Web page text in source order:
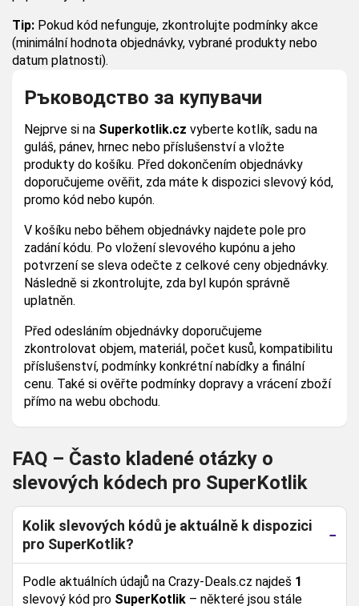
Tip: Pokud kód nefunguje, zkontrolujte podmínky akce
(minimální hodnota objednávky, vybrané produkty nebo
datum platnosti).
Ръководство за купувачи
Nejprve si na Superkotlik.cz vyberte kotlík, sadu na
guláš, pánev, hrnec nebo příslušenství a vložte
produkty do košíku. Před dokončením objednávky
doporučujeme ověřit, zda máte k dispozici slevový kód,
promo kód nebo kupón.
V košíku nebo během objednávky najdete pole pro
zadání kódu. Po vložení slevového kupónu a jeho
potvrzení se sleva odečte z celkové ceny objednávky.
Následně si zkontrolujte, zda byl kupón správně
uplatněn.
Před odesláním objednávky doporučujeme
zkontrolovat objem, materiál, počet kusů, kompatibilitu
příslušenství, podmínky konkrétní nabídky a finální
cenu. Také si ověřte podmínky dopravy a vrácení zboží
přímo na webu obchodu.
FAQ – Často kladené otázky o
slevových kódech pro SuperKotlik
Kolik slevových kódů je aktuálně k dispozici
pro SuperKotlik?
Podle aktuálních údajů na Crazy-Deals.cz najdeš 1
slevový kód pro SuperKotlik – některé jsou stále